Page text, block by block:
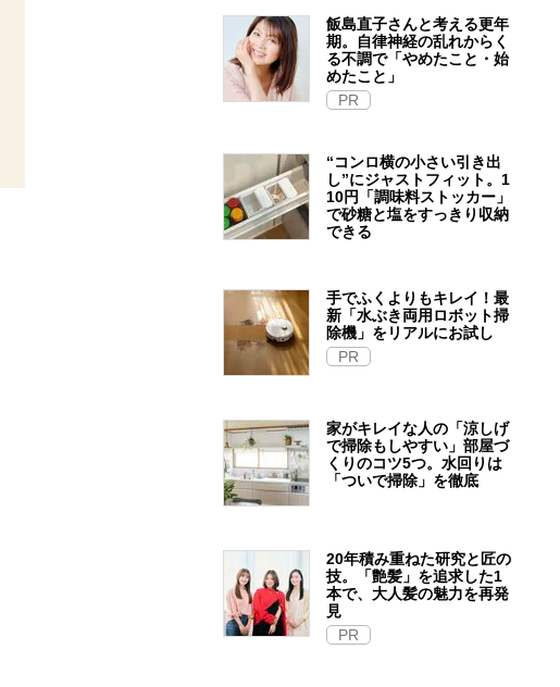
飯島直子さんと考える更年
期。自律神経の乱れからく
る不調で「やめたこと・始
めたこと」
PR
“コンロ横の小さい引き出
し”にジャストフィット。1
10円「調味料ストッカー」
で砂糖と塩をすっきり収納
できる
手でふくよりもキレイ！最
新「水ぶき両用ロボット掃
除機」をリアルにお試し
PR
家がキレイな人の「涼しげ
で掃除もしやすい」部屋づ
くりのコツ5つ。水回りは
「ついで掃除」を徹底
20年積み重ねた研究と匠の
技。「艶髪」を追求した1
本で、大人髪の魅力を再発
見
PR